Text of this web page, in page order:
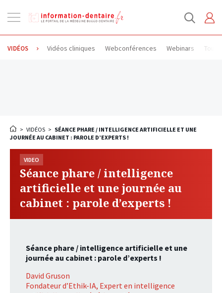
la
navigation
VIDÉOS Vidéos cliniques Webconférences Webinars
> VIDÉOS > SÉANCE PHARE / INTELLIGENCE ARTIFICIELLE ET UNE
JOURNÉE AU CABINET : PAROLE D’EXPERTS !
VIDEO
Séance phare / intelligence
artificielle et une journée au
cabinet : parole d’experts !
Séance phare / intelligence artificielle et une
journée au cabinet : parole d’experts !
David Gruson
Fondateur d’Ethik-IA, Expert en intelligence